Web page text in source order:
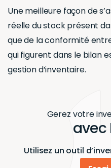
le bilan
contenues dans les
reflètent fidèlement la
renforçant ainsi la